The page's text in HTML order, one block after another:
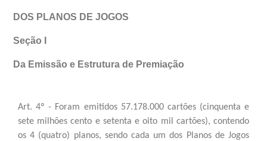
DOS PLANOS DE JOGOS
Seção I
Da Emissão e Estrutura de Premiação
Art. 4º - Foram emitidos 57.178.000 cartões (cinquenta e
sete milhões cento e setenta e oito mil cartões), contendo
os 4 (quatro) planos, sendo cada um dos Planos de Jogos